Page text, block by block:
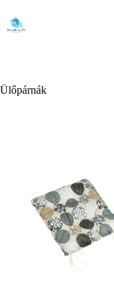
content
Ülőpárnák